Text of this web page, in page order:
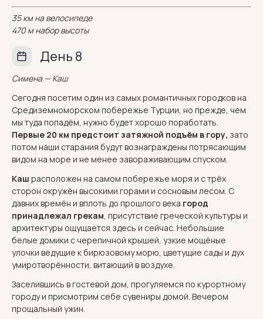
35 км на велосипеде
470 м набор высоты
День 8
Симена — Каш
Сегодня посетим один из самых романтичных городков на
Средиземноморском побережье Турции, но прежде, чем
мы туда попадём, нужно будет хорошо поработать.
Первые 20 км предстоит затяжной подъём в гору, зато
потом наши старания будут вознаграждены потрясающим
видом на море и не менее завораживающим спуском.
Каш расположен на самом побережье моря и с трёх
сторон окружён высокими горами и сосновым лесом. С
давних времён и вплоть до прошлого века город
принадлежал грекам, присутствие греческой культуры и
архитектуры ощущается здесь и сейчас. Небольшие
белые домики с черепичной крышей, узкие мощёные
улочки ведущие к бирюзовому морю, цветущие сады и дух
умиротворённости, витающий в воздухе.
Заселившись в гостевой дом, прогуляемся по курортному
городу и присмотрим себе сувениры домой. Вечером
прощальный ужин.